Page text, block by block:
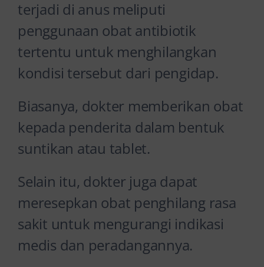
terjadi di anus meliputi
penggunaan obat antibiotik
tertentu untuk menghilangkan
kondisi tersebut dari pengidap.
Biasanya, dokter memberikan obat
kepada penderita dalam bentuk
suntikan atau tablet.
Selain itu, dokter juga dapat
meresepkan obat penghilang rasa
sakit untuk mengurangi indikasi
medis dan peradangannya.